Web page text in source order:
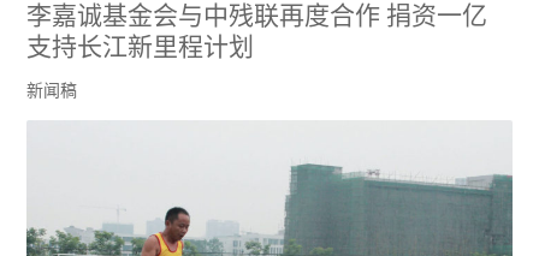
李嘉诚基金会与中残联再度合作 捐资一亿
支持长江新里程计划
新闻稿